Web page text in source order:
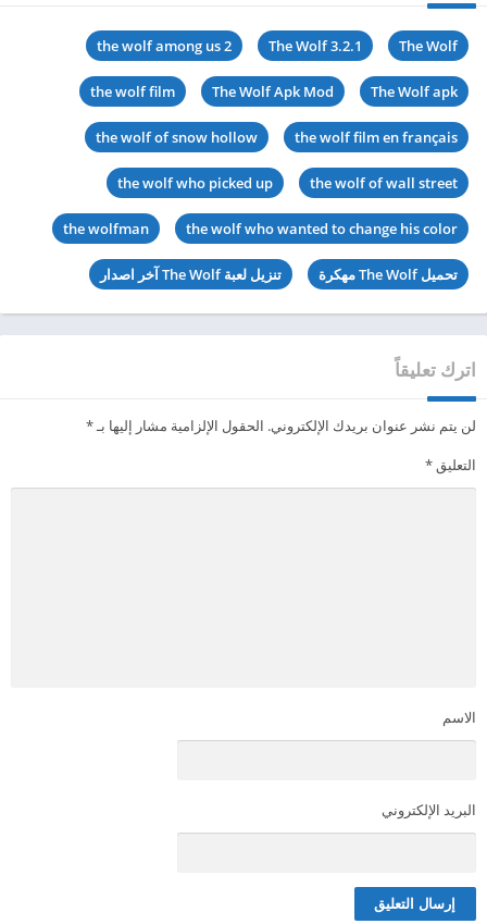
The Wolf
The Wolf 3.2.1
the wolf among us 2
The Wolf apk
The Wolf Apk Mod
the wolf film
the wolf film en français
the wolf of snow hollow
the wolf of wall street
the wolf who picked up
the wolf who wanted to change his color
the wolfman
تحميل The Wolf مهكرة تنزيل لعبة The Wolf آخر اصدار
اترك تعليقاً
لن يتم نشر عنوان بريدك الإلكتروني. الحقول الإلزامية مشار إليها بـ*
التعليق*
الاسم
البريد الإلكتروني